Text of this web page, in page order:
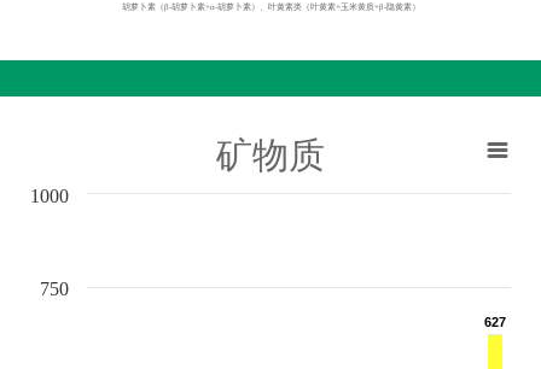
胡萝卜素（β-胡萝卜素+α-胡萝卜素）、叶黄素类（叶黄素+玉米黄质+β-隐黄素）
矿物质
627
627
750
1000